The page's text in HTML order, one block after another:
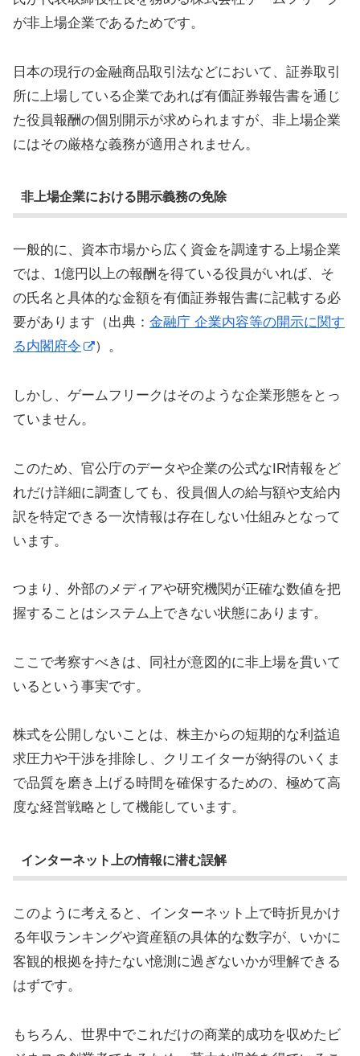
が非上場企業であるためです。
日本の現行の金融商品取引法などにおいて、証券取引
所に上場している企業であれば有価証券報告書を通じ
た役員報酬の個別開示が求められますが、非上場企業
にはその厳格な義務が適用されません。
非上場企業における開示義務の免除
一般的に、資本市場から広く資金を調達する上場企業
では、1億円以上の報酬を得ている役員がいれば、そ
の氏名と具体的な金額を有価証券報告書に記載する必
要があります（出典： 金融庁 企業内容等の開示に関す
る内閣府令
）。
しかし、ゲームフリークはそのような企業形態をとっ
ていません。
このため、官公庁のデータや企業の公式なIR情報をど
れだけ詳細に調査しても、役員個人の給与額や支給内
訳を特定できる一次情報は存在しない仕組みとなって
います。
つまり、外部のメディアや研究機関が正確な数値を把
握することはシステム上できない状態にあります。
ここで考察すべきは、同社が意図的に非上場を貫いて
いるという事実です。
株式を公開しないことは、株主からの短期的な利益追
求圧力や干渉を排除し、クリエイターが納得のいくま
で品質を磨き上げる時間を確保するための、極めて高
度な経営戦略として機能しています。
インターネット上の情報に潜む誤解
このように考えると、インターネット上で時折見かけ
る年収ランキングや資産額の具体的な数字が、いかに
客観的根拠を持たない憶測に過ぎないかが理解できる
はずです。
もちろん、世界中でこれだけの商業的成功を収めたビ